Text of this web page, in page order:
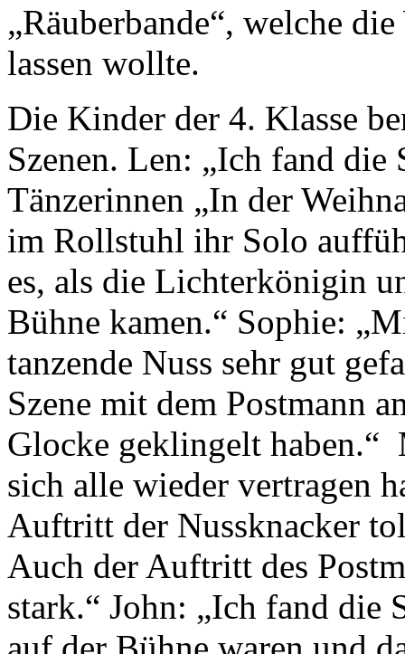
„Räuberbande“, welche
lassen wollte.
Die Kinder der 4. Klasse
Szenen. Len: „Ich fand die
Tänzerinnen „In der
im Rollstuhl ihr Solo
es, als die Lichterkönigin
Bühne kamen.“ Sophie:
tanzende Nuss sehr gut
Szene mit dem Postmann
Glocke geklingelt haben.“
sich alle wieder vertragen
Auftritt der Nussknacker
Auch der Auftritt des
stark.“ John: „Ich fand die